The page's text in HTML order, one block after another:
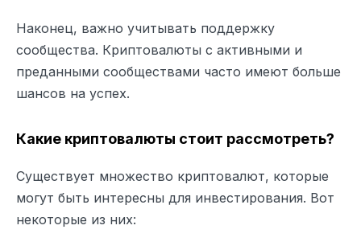
Наконец, важно учитывать поддержку
сообщества. Криптовалюты с активными и
преданными сообществами часто имеют больше
шансов на успех.
Какие криптовалюты стоит рассмотреть?
Существует множество криптовалют, которые
могут быть интересны для инвестирования. Вот
некоторые из них: